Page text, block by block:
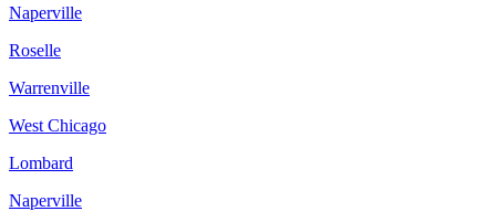
Naperville
Roselle
Warrenville
West Chicago
Lombard
Naperville